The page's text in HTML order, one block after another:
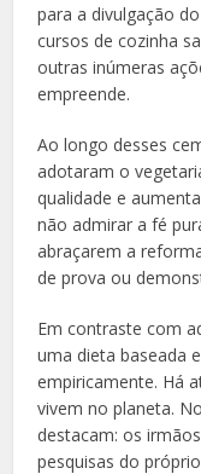
para a divulgação
cursos de cozinha
outras inúmeras
empreende.
Ao longo desses
adotaram o
qualidade e
não admirar a fé
abraçarem a
de prova ou
Em contraste com
uma dieta baseada
empiricamente. Há
vivem no planeta.
destacam: os
pesquisas do